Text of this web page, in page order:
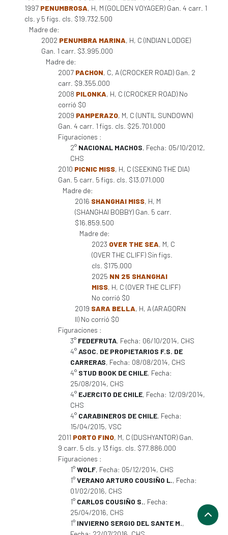
1997 PENUMBROSA, H, M (GOLDEN VOYAGER) Gan. 4 carr. 1
cls. y 5 figs. cls. $19.732.500
Madre de:
2002 PENUMBRA MARINA, H, C (INDIAN LODGE)
Gan. 1 carr. $3.995.000
Madre de:
2007 PACHON, C, A (CROCKER ROAD) Gan. 2
carr. $9.355.000
2008 PILONKA, H, C (CROCKER ROAD) No
corrió $0
2009 PAMPERAZO, M, C (UNTIL SUNDOWN)
Gan. 4 carr. 1 figs. cls. $25.701.000
Figuraciones :
2° NACIONAL MACHOS, Fecha: 05/10/2012,
CHS
2010 PICNIC MISS, H, C (SEEKING THE DIA)
Gan. 5 carr. 5 figs. cls. $13.071.000
Madre de:
2016 SHANGHAI MISS, H, M
(SHANGHAI BOBBY) Gan. 5 carr.
$16.859.500
Madre de:
2023 OVER THE SEA, M, C
(OVER THE CLIFF) Sin figs.
cls. $175.000
2025 NN 25 SHANGHAI
MISS, H, C (OVER THE CLIFF)
No corrió $0
2019 SARA BELLA, H, A (ARAGORN
II) No corrió $0
Figuraciones :
3° FEDEFRUTA, Fecha: 06/10/2014, CHS
4°ASOC. DE PROPIETARIOS F.S. DE
CARRERAS, Fecha: 08/08/2014, CHS
4° STUD BOOK DE CHILE, Fecha:
25/08/2014, CHS
4° EJERCITO DE CHILE, Fecha: 12/09/2014,
CHS
4° CARABINEROS DE CHILE, Fecha:
15/04/2015, VSC
2011 PORTO FINO, M, C (DUSHYANTOR) Gan.
9 carr. 5 cls. y 13 figs. cls. $77.886.000
Figuraciones :
1°WOLF, Fecha: 05/12/2014, CHS
1°VERANO ARTURO COUSIÑO L., Fecha:
01/02/2016, CHS
1° CARLOS COUSIÑO S., Fecha:
25/04/2016, CHS
1° INVIERNO SERGIO DEL SANTE M.,